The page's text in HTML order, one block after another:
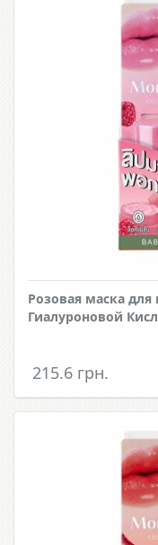
Розовая маска для
Гиалуроновой
215.6 грн.